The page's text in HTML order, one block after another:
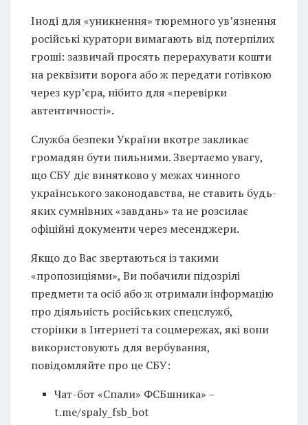
Іноді для «уникнення» тюремного ув’язнення
російські куратори вимагають від потерпілих
гроші: зазвичай просять перерахувати кошти
на реквізити ворога або ж передати готівкою
через кур’єра, нібито для «перевірки
автентичності».
Служба безпеки України вкотре закликає
громадян бути пильними. Звертаємо увагу,
що СБУ діє винятково у межах чинного
українського законодавства, не ставить будь-
яких сумнівних «завдань» та не розсилає
офіційні документи через месенджери.
Якщо до Вас звертаються із такими
«пропозиціями», Ви побачили підозрілі
предмети та осіб або ж отримали інформацію
про діяльність російських спецслужб,
сторінки в Інтернеті та соцмережах, які вони
використовують для вербування,
повідомляйте про це СБУ:
Чат-бот «Спали» ФСБшника» –
t.me/spaly_fsb_bot